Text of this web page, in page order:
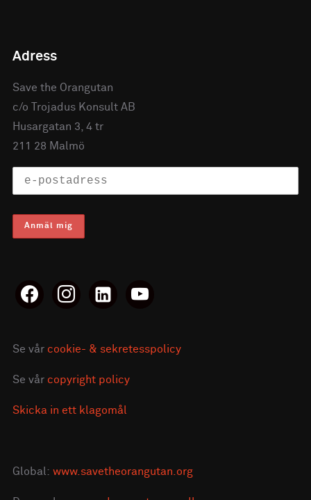
Adress
Save the Orangutan
c/o Trojadus Konsult AB
Husargatan 3, 4 tr
211 28 Malmö
facebookinstagramlinkedin-youtube
Se vår cookie- & sekretesspolicy
Se vår copyright policy
Skicka in ett klagomål
Global: www.savetheorangutan.org